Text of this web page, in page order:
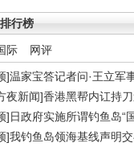
行榜
际 网评
]温家宝答记者问·王立军
夜新闻]香港黑帮内讧持刀
]日政府实施所谓钓鱼岛“
]我钓鱼岛领海基线声明交